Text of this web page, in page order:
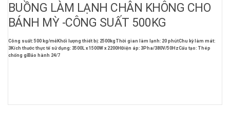
BUỒNG LÀM LẠNH CHÂN KHÔNG CHO
BÁNH MỲ -CÔNG SUẤT 500KG
Công suất: 500 kg/mẻKhối lượng thiết bị: 2500kg Thời gian làm lạnh: 20 phútChu kỳ làm mát:
3Kích thước thực tế sử dụng: 3500L x 1500W x 2200H Điện áp: 3Pha/380V/50HzCấu tạo: Thép
chống gỉBảo hành 24/7